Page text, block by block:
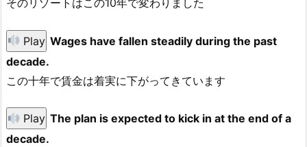
そのリゾートはこの10年で変わりました
Play Wages have fallen steadily during the past
decade.
この十年で賃金は着実に下がってきています
Play The plan is expected to kick in at the end of a
decade.